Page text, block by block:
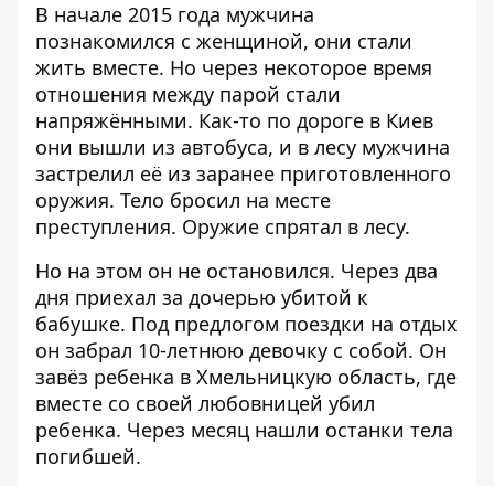
В начале 2015 года мужчина
познакомился с женщиной, они стали
жить вместе. Но через некоторое время
отношения между парой стали
напряжёнными. Как-то по дороге в Киев
они вышли из автобуса, и в лесу мужчина
застрелил её из заранее приготовленного
оружия. Тело бросил на месте
преступления. Оружие спрятал в лесу.
Но на этом он не остановился. Через два
дня приехал за дочерью убитой к
бабушке. Под предлогом поездки на отдых
он забрал 10-летнюю девочку с собой. Он
завёз ребенка в Хмельницкую область, где
вместе со своей любовницей убил
ребенка. Через месяц нашли останки тела
погибшей.